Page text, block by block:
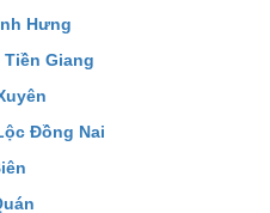
Hưng
Giang
Đồng Nai